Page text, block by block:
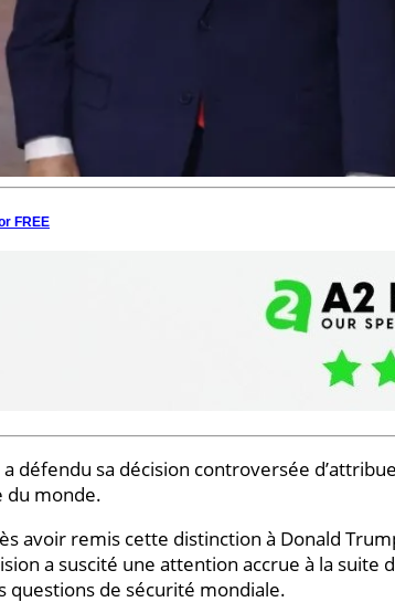
FREE
défendu sa décision controversée
du monde.
avoir remis cette distinction à Donald
a suscité une attention accrue à la
questions de sécurité mondiale.